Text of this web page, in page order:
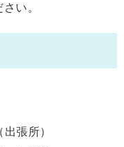
い。
張所）